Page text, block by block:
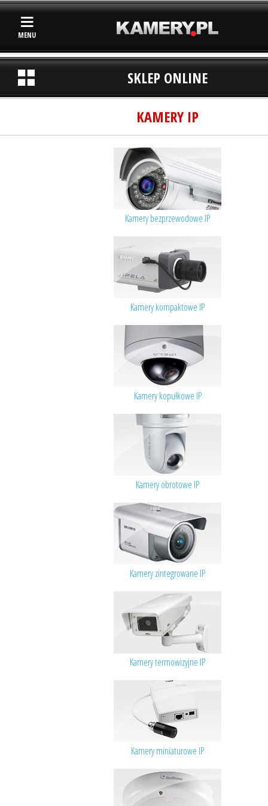
MENU
SKLEP ONLINE
KAMERY IP
Kamery bezprzewodowe IP
Kamery kompaktowe IP
Kamery kopułkowe IP
Kamery obrotowe IP
Kamery zintegrowane IP
Kamery termowizyjne IP
Kamery miniaturowe IP